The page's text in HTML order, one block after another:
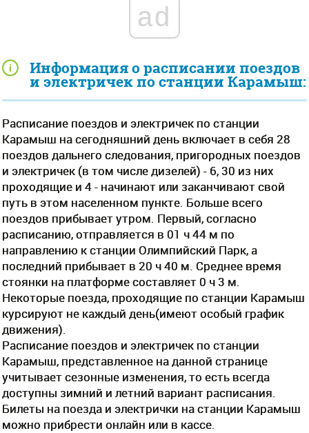
Информация о расписании поездов
и электричек по станции Карамыш:
Расписание поездов и электричек по станции
Карамыш на сегодняшний день включает в себя 28
поездов дальнего следования, пригородных поездов
и электричек (в том числе дизелей) - 6, 30 из них
проходящие и 4 - начинают или заканчивают свой
путь в этом населенном пункте. Больше всего
поездов прибывает утром. Первый, согласно
расписанию, отправляется в 01 ч 44 м по
направлению к станции Олимпийский Парк, а
последний прибывает в 20 ч 40 м. Среднее время
стоянки на платформе составляет 0 ч 3 м.
Некоторые поезда, проходящие по станции Карамыш
курсируют не каждый день(имеют особый график
движения).
Расписание поездов и электричек по станции
Карамыш, представленное на данной странице
учитывает сезонные изменения, то есть всегда
доступны зимний и летний вариант расписания.
Билеты на поезда и электрички на станции Карамыш
можно прибрести онлайн или в кассе.
ad